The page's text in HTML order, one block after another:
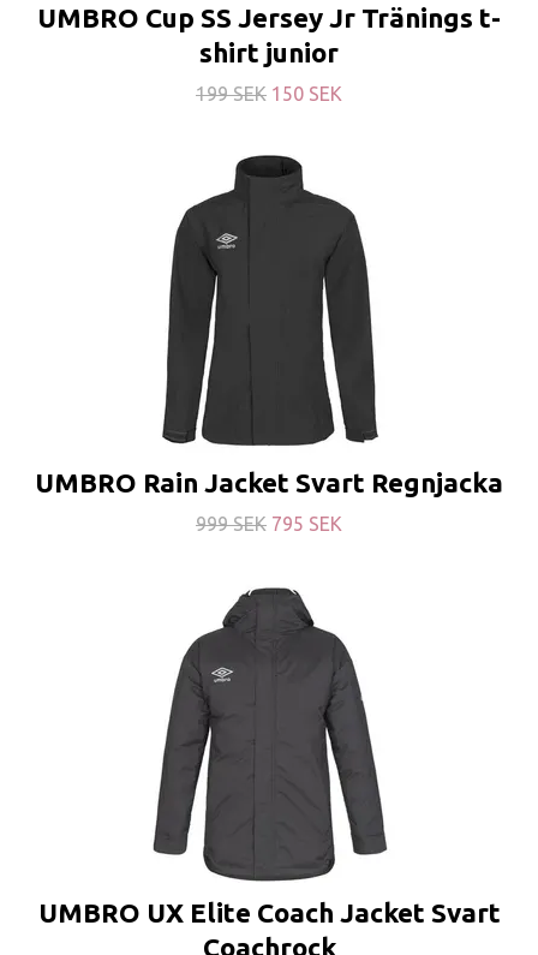
UMBRO Cup SS Jersey Jr Tränings t-
shirt junior
199 SEK 150 SEK
UMBRO Rain Jacket Svart Regnjacka
999 SEK 795 SEK
UMBRO UX Elite Coach Jacket Svart
Coachrock